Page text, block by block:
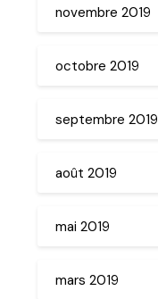
novembre 2019
octobre 2019
septembre 2019
août 2019
mai 2019
mars 2019